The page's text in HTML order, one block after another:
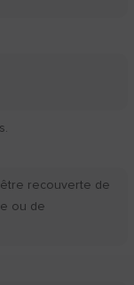
recouverte de
ou de